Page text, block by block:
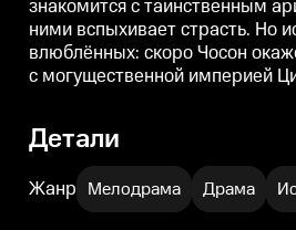
знакомится с таинственным
ними вспыхивает страсть. Но
влюблённых: скоро Чосон
с могущественной империей
Детали
Жанр Мелодрама Драма